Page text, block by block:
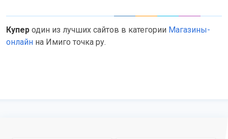
Купер один из лучших сайтов в категории Магазины-
онлайн на Имиго точка ру.